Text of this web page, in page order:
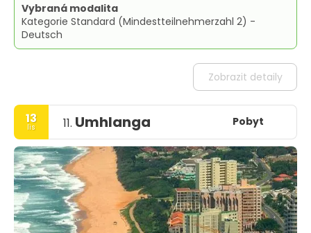
Vybraná modalita
Kategorie Standard (Mindestteilnehmerzahl 2) -
Deutsch
Zobrazit detaily
13
lis 11. Umhlanga Pobyt